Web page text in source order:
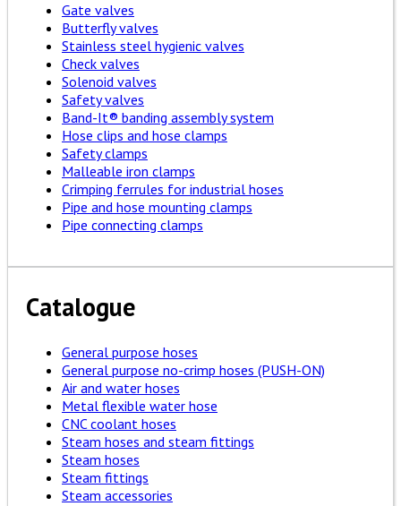
Gate valves
Butterfly valves
Stainless steel hygienic valves
Check valves
Solenoid valves
Safety valves
Band-It® banding assembly system
Hose clips and hose clamps
Safety clamps
Malleable iron clamps
Crimping ferrules for industrial hoses
Pipe and hose mounting clamps
Pipe connecting clamps
Catalogue
General purpose hoses
General purpose no-crimp hoses (PUSH-ON)
Air and water hoses
Metal flexible water hose
CNC coolant hoses
Steam hoses and steam fittings
Steam hoses
Steam fittings
Steam accessories